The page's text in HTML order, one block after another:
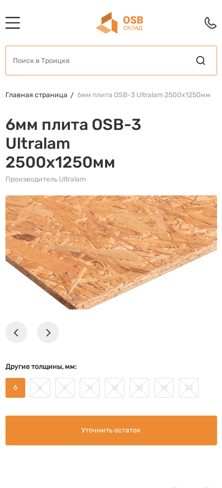
Главная страница 6мм плита OSB-3 Ultralam 2500x1250мм
6мм плита OSB-3
Ultralam
2500x1250мм
Производитель Ultralam
Другие толщины, мм:
6 8 9 11 12 15 18 22
Уточнить остаток